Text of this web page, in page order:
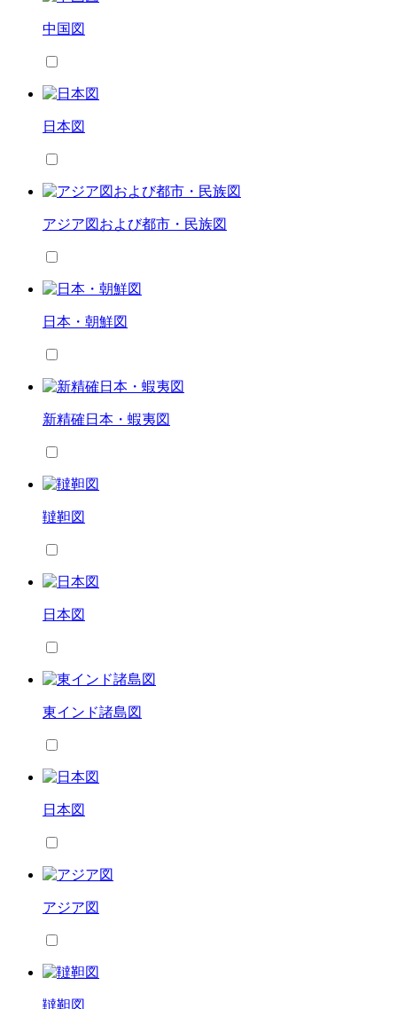
中国図
日本図
アジア図および都市・民族図
日本・朝鮮図
新精確日本・蝦夷図
韃靼図
日本図
東インド諸島図
日本図
アジア図
韃靼図